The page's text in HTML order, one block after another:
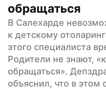
обращаться
В Салехарде
к детскому
этого специалиста
Родители не знают,
обращаться».
объяснил, что в этом